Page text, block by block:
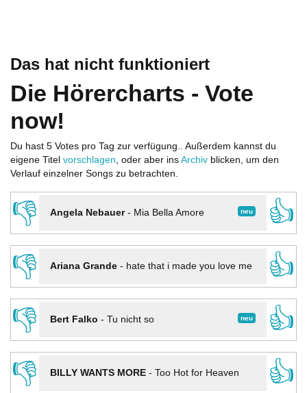
Das hat nicht funktioniert
Die Hörercharts - Vote
now!
Du hast 5 Votes pro Tag zur verfügung.. Außerdem kannst du
eigene Titel vorschlagen, oder aber ins Archiv blicken, um den
Verlauf einzelner Songs zu betrachten.
👎 neu
Angela Nebauer- Mia Bella Amore
👍
👎
Ariana Grande- hate that i made you love me
👍
👎
neu
Bert Falko - Tu nicht so
👍
👎
BILLY WANTS MORE- Too Hot for Heaven
👍